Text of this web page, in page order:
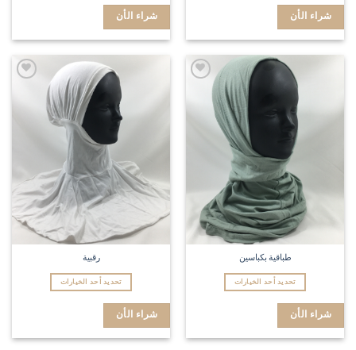
شراء الأن شراء الأن
طباقية بكباسين
تحديد أحد الخيارات
شراء الأن
رقبية
تحديد أحد الخيارات
شراء الأن